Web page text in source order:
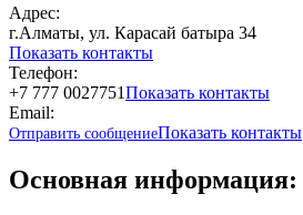
Адрес:
г.Алматы, ул. Карасай батыра 34
Показать контакты
Телефон:
+7 777 0027751Показать контакты
Email:
Отправить сообщениеПоказать контакты
Основная информация: